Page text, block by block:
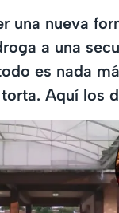
una nueva
a una
es nada
Aquí los